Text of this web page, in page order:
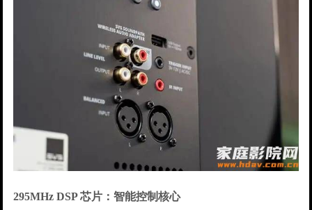
295MHz DSP 芯片：智能控制核心